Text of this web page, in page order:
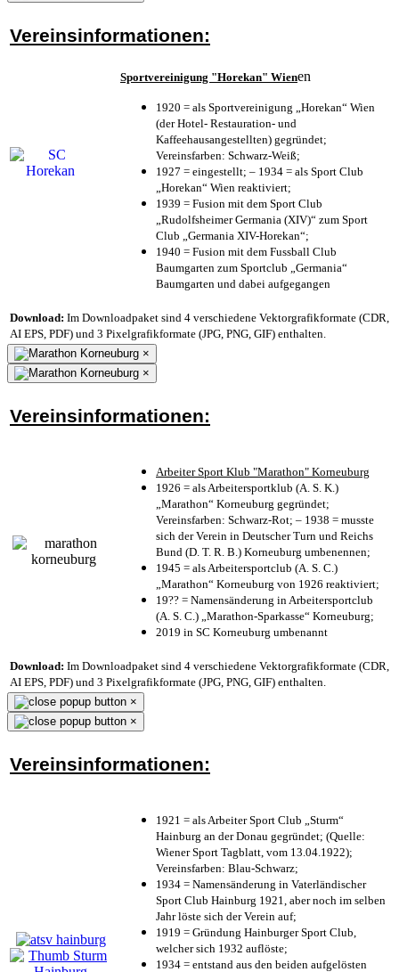
Vereinsinformationen:
Sportvereinigung "Horekan" Wienen
1920 = als Sportvereinigung „Horekan“ Wien
(der Hotel- Restauration- und
Kaffeehausangestellten) gegründet;
Vereinsfarben: Schwarz-Weiß;
1927 = eingestellt; – 1934 = als Sport Club
„Horekan“ Wien reaktiviert;
1939 = Fusion mit dem Sport Club
„Rudolfsheimer Germania (XIV)“ zum Sport
Club „Germania XIV-Horekan“;
1940 = Fusion mit dem Fussball Club
Baumgarten zum Sportclub „Germania“
Baumgarten und dabei aufgegangen
Download: Im Downloadpaket sind 4 verschiedene Vektorgrafikformate (CDR,
AI EPS, PDF) und 3 Pixelgrafikformate (JPG, PNG, GIF) enthalten.
×
×
Vereinsinformationen:
Arbeiter Sport Klub "Marathon" Korneuburg
1926 = als Arbeitersportklub (A. S. K.)
„Marathon“ Korneuburg gegründet;
Vereinsfarben: Schwarz-Rot; – 1938 = musste
sich der Verein in Deutscher Turn und Reichs
Bund (D. T. R. B.) Korneuburg umbenennen;
1945 = als Arbeitersportclub (A. S. C.)
„Marathon“ Korneuburg von 1926 reaktiviert;
19?? = Namensänderung in Arbeitersportclub
(A. S. C.) „Marathon-Sparkasse“ Korneuburg;
2019 in SC Korneuburg umbenannt
Download: Im Downloadpaket sind 4 verschiedene Vektorgrafikformate (CDR,
AI EPS, PDF) und 3 Pixelgrafikformate (JPG, PNG, GIF) enthalten.
×
×
Vereinsinformationen:
1921 = als Arbeiter Sport Club „Sturm“
Hainburg an der Donau gegründet; (Quelle:
Wiener Sport Tagblatt, vom 13.04.1922);
Vereinsfarben: Blau-Schwarz;
1934 = Namensänderung in Vaterländischer
Sport Club Hainburg 1921, aber noch im selben
Jahr löste sich der Verein auf;
1919 = Gründung Hainburger Sport Club,
welcher sich 1932 auflöste;
1934 = entstand aus den beiden aufgelösten